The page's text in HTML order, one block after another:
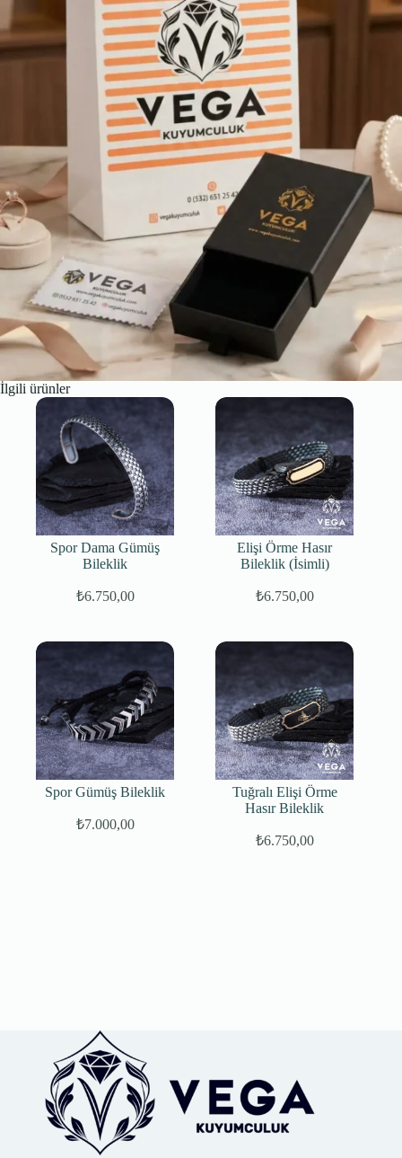
İlgili ürünler
Spor Dama Gümüş
Bileklik
₺6.750,00
Elişi Örme Hasır
Bileklik (İsimli)
₺6.750,00
Spor Gümüş Bileklik
₺7.000,00
Tuğralı Elişi Örme
Hasır Bileklik
₺6.750,00